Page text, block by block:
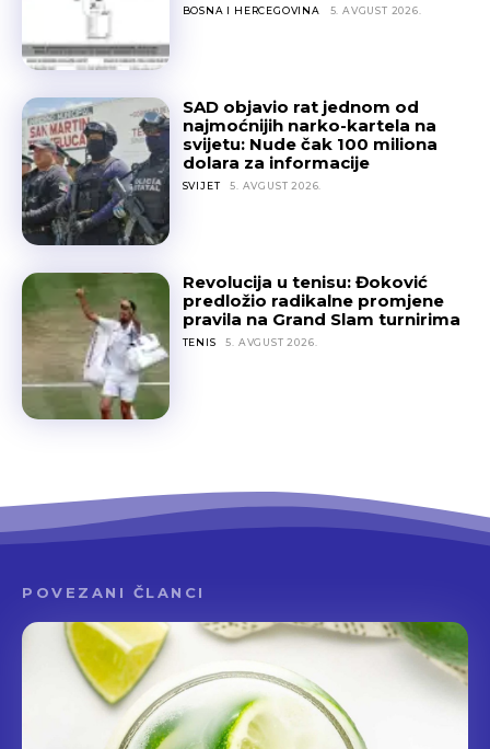
BOSNA I HERCEGOVINA 5. AVGUST 2026.
SAD objavio rat jednom od
najmoćnijih narko-kartela na
svijetu: Nude čak 100 miliona
dolara za informacije
SVIJET 5. AVGUST 2026.
Revolucija u tenisu: Đoković
predložio radikalne promjene
pravila na Grand Slam turnirima
TENIS 5. AVGUST 2026.
POVEZANI ČLANCI